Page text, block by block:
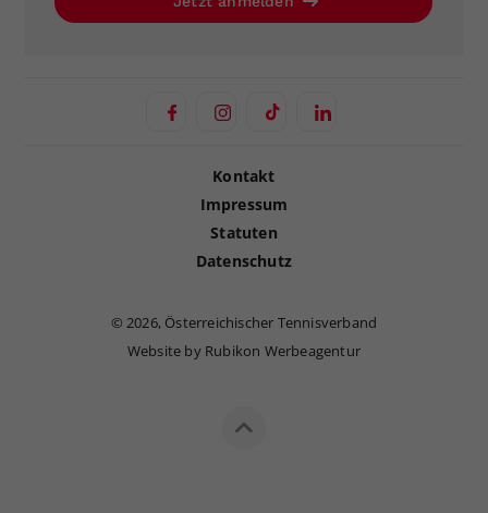
Kontakt
Impressum
Statuten
Datenschutz
©2026, Österreichischer Tennisverband
Website by Rubikon Werbeagentur